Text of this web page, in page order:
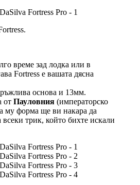
време зад лодка или в
Fortress е вашата дясна
основа и 13мм.
от Пауловния (императорско
му форма ще ви накара да
всеки трик, който бихте искали